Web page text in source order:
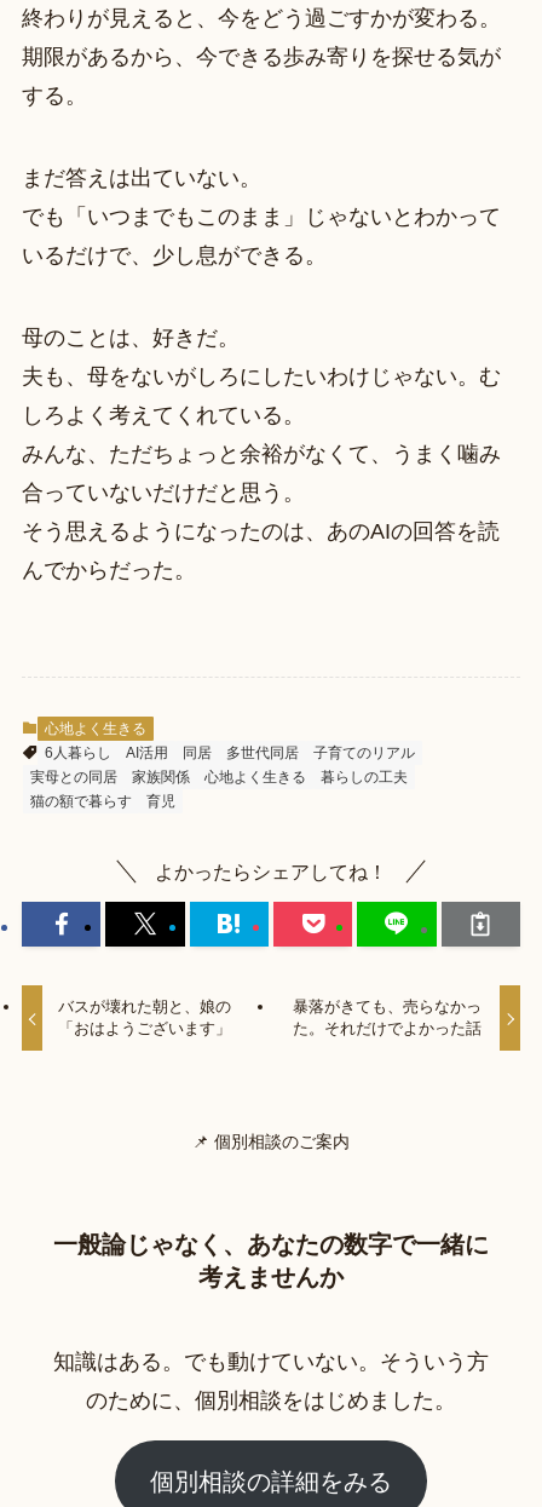
終わりが見えると、今をどう過ごすかが変わる。
期限があるから、今できる歩み寄りを探せる気が
する。
まだ答えは出ていない。
でも「いつまでもこのまま」じゃないとわかって
いるだけで、少し息ができる。
母のことは、好きだ。
夫も、母をないがしろにしたいわけじゃない。む
しろよく考えてくれている。
みんな、ただちょっと余裕がなくて、うまく噛み
合っていないだけだと思う。
そう思えるようになったのは、あのAIの回答を読
んでからだった。
心地よく生きる
6人暮らし
AI活用 同居 多世代同居
子育てのリアル
実母との同居
家族関係 心地よく生きる
暮らしの工夫
猫の額で暮らす
育児
よかったらシェアしてね！
バスが壊れた朝と、娘の
「おはようございます」
暴落がきても、売らなかっ
た。それだけでよかった話
📌 個別相談のご案内
一般論じゃなく、あなたの数字で一緒に
考えませんか
知識はある。でも動けていない。そういう方
のために、個別相談をはじめました。
個別相談の詳細をみる